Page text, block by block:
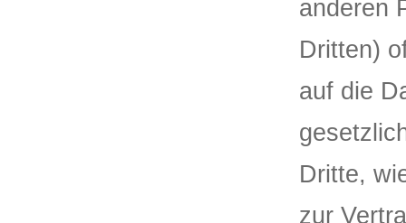
anderen
Dritten)
auf die
Dritte,
zur